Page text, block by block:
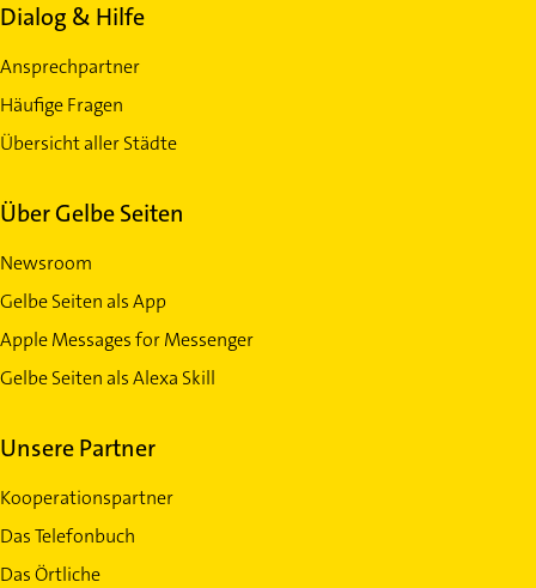
Dialog & Hilfe
Ansprechpartner
Häufige Fragen
Übersicht aller Städte
Über Gelbe Seiten
Newsroom
Gelbe Seiten als App
Apple Messages for Messenger
Gelbe Seiten als Alexa Skill
Unsere Partner
Kooperationspartner
Das Telefonbuch
Das Örtliche